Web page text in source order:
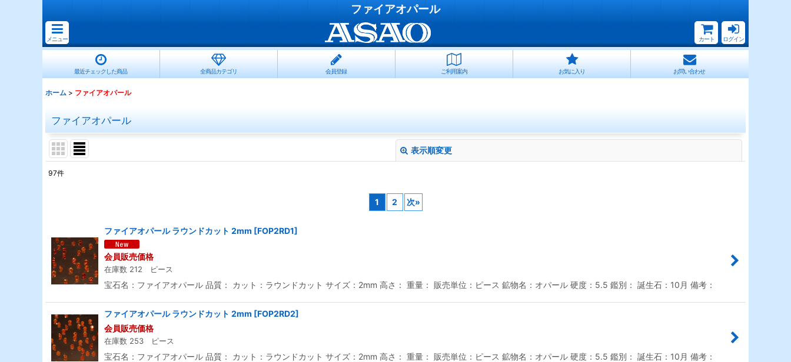
ファイアオパール
メニュー カート ログイン
最近チェックした商品 全商品カテゴリ 会員登録 ご利用案内 お気に入り お問い合わせ
ホーム > ファイアオパール
ファイアオパール
表示順変更
並び順:
絞り込む
97件
1 2 次»
ファイアオパール ラウンドカット 2mm [FOP2RD1]
会員販売価格
在庫数 212 ピース
宝石名：ファイアオパール 品質： カット：ラウンドカット サイズ：2mm 高さ： 重量： 販売単位：ピース 鉱物名：オパール 硬度：5.5 鑑別： 誕生石：10月 備考：
ファイアオパール ラウンドカット 2mm [FOP2RD2]
会員販売価格
在庫数 253 ピース
宝石名：ファイアオパール 品質： カット：ラウンドカット サイズ：2mm 高さ： 重量： 販売単位：ピース 鉱物名：オパール 硬度：5.5 鑑別： 誕生石：10月 備考：